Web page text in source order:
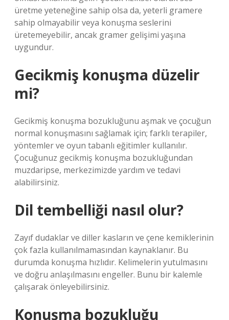
üretme yeteneğine sahip olsa da, yeterli gramere
sahip olmayabilir veya konuşma seslerini
üretemeyebilir, ancak gramer gelişimi yaşına
uygundur.
Gecikmiş konuşma düzelir
mi?
Gecikmiş konuşma bozukluğunu aşmak ve çocuğun
normal konuşmasını sağlamak için; farklı terapiler,
yöntemler ve oyun tabanlı eğitimler kullanılır.
Çocuğunuz gecikmiş konuşma bozukluğundan
muzdaripse, merkezimizde yardım ve tedavi
alabilirsiniz.
Dil tembelliği nasıl olur?
Zayıf dudaklar ve diller kasların ve çene kemiklerinin
çok fazla kullanılmamasından kaynaklanır. Bu
durumda konuşma hızlıdır. Kelimelerin yutulmasını
ve doğru anlaşılmasını engeller. Bunu bir kalemle
çalışarak önleyebilirsiniz.
Konuşma bozukluğu